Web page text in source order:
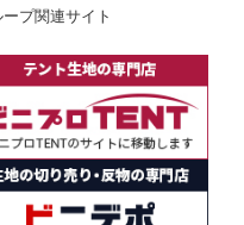
プ関連サイト